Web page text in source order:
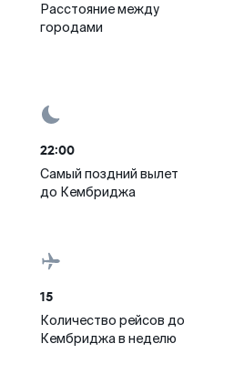
Расстояние между
городами
22:00
Самый поздний вылет
до Кембриджа
15
Количество рейсов до
Кембриджа в неделю